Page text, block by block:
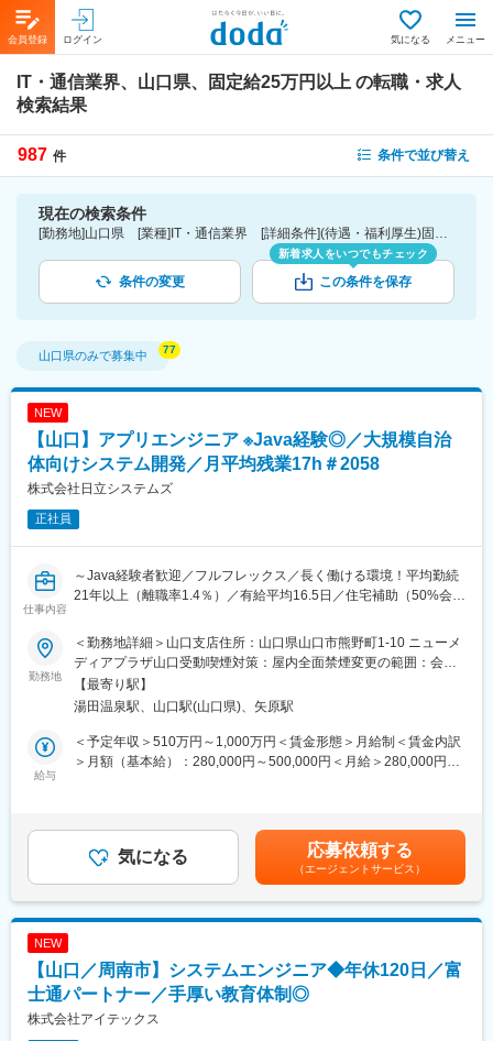
会員登録 ログイン 気になる メニュー
IT・通信業界、山口県、固定給25万円以上 の転職・求人
検索結果
987 件 条件で並び替え
現在の検索条件
[勤務地]山口県 [業種]IT・通信業界 [詳細条件](待遇・福利厚生)固定給25万円以上
条件の変更
新着求人をいつでもチェック
この条件を保存
山口県のみで募集中
NEW
【山口】アプリエンジニア ※Java経験◎／大規模自治
体向けシステム開発／月平均残業17h＃2058
株式会社日立システムズ
正社員
仕事内容
～Java経験者歓迎／フルフレックス／長く働ける環境！平均勤続
21年以上（離職率1.4％）／有給平均16.5日／住宅補助（50%会社
グループ最大SIer～
【公共サービスを支える仕事】自治体・外郭団体向けに、税務シ
ステムの維持・保守から法改正対応、開発まで幅広く担当しま
す。
【プライム案件中心】エンドユーザーである自治体と近い立場で
業務を遂行。要件定義・基本設計など上流工程にも携われます。
■業務内容：
配属となる組織は、自治体や外郭団体に対するソフトウェア開
発、システムの運用保守など幅広い事業を展開しております。あ
[具体的には…]
・既存システムの維持・保守、問い合わせ対応
勤務地
＜勤務地詳細＞山口支店住所：山口県山口市熊野町1-10 ニューメ
ディアプラザ山口受動喫煙対策：屋内全面禁煙変更の範囲：会社
の定める事業所
【最寄り駅】
湯田温泉駅、山口駅(山口県)、矢原駅
給与
＜予定年収＞510万円～1,000万円＜賃金形態＞月給制＜賃金内訳
＞月額（基本給）：280,000円～500,000円＜月給＞280,000円～
以上主任・技師…600万円以上管理職…1,000万円以上賃金はあく
までも目安の金額であり、選考を通じて上下する可能性がありま
す。月給(月額)は固定手当を含めた表記です。
気になる 応募依頼する
（エージェントサービス）
NEW
【山口／周南市】システムエンジニア◆年休120日／富
士通パートナー／手厚い教育体制◎
株式会社アイテックス